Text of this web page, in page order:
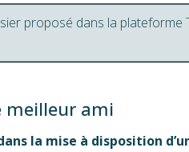
proposé dans la plateforme
meilleur ami
la mise à disposition